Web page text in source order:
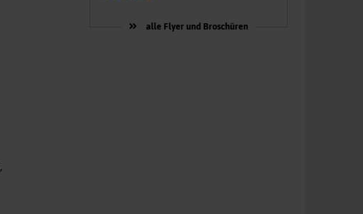
alle Flyer und Broschüren